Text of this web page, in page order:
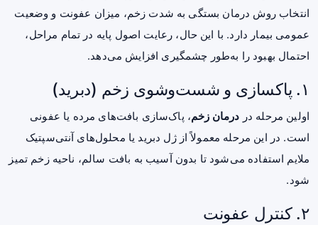
انتخاب روش درمان بستگی به شدت زخم، میزان عفونت و وضعیت
عمومی بیمار دارد. با این حال، رعایت اصول پایه در تمام مراحل،
احتمال بهبود را به‌طور چشمگیری افزایش می‌دهد.
۱. پاکسازی و شست‌وشوی زخم (دبرید)
اولین مرحله در درمان زخم، پاک‌سازی بافت‌های مرده یا عفونی
است. در این مرحله معمولاً از ژل دبرید یا محلول‌های آنتی‌سپتیک
ملایم استفاده می‌شود تا بدون آسیب به بافت سالم، ناحیه زخم تمیز
شود.
۲. کنترل عفونت